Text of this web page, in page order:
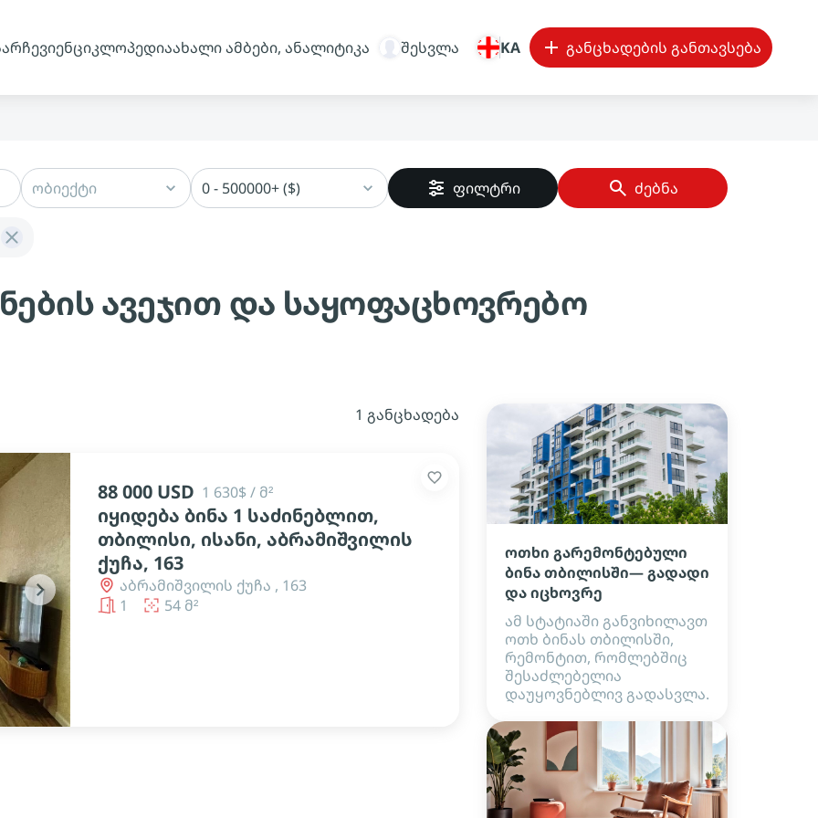
ენციკლოპედიაახალი ამბები, ანალიტიკა შესვლა KA განცხადების განთავსება
ობიექტი 0 - 500000+ ($) ფილტრი ძებნა
ავეჯით და საყოფაცხოვრებო
1 განცხადება
chevron_right
88 000 USD 1 630$ / მ²
იყიდება ბინა 1 საძინებლით,
თბილისი, ისანი, აბრამიშვილის
ქუჩა, 163
აბრამიშვილის ქუჩა , 163
1
54 მ²
ოთხი გარემონტებული
ბინა თბილისში— გადადი
და იცხოვრე
ამ სტატიაში განვიხილავთ
ოთხ ბინას თბილისში,
რემონტით, რომლებშიც
შესაძლებელია
დაუყოვნებლივ გადასვლა.